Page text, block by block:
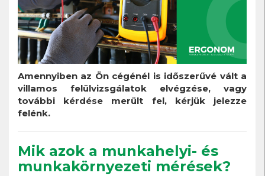
Amennyiben az Ön cégénél is időszerűvé vált a
villamos felülvizsgálatok elvégzése, vagy
további kérdése merült fel, kérjük jelezze
felénk.
Mik azok a munkahelyi- és
munkakörnyezeti mérések?